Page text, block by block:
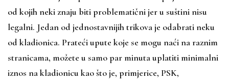
od kojih neki znaju biti problematični jer u suštini nisu
legalni. Jedan od jednostavnijih trikova je odabrati neku
od kladionica. Prateći upute koje se mogu naći na raznim
stranicama, možete u samo par minuta uplatiti minimalni
iznos na kladionicu kao što je, primjerice, PSK,